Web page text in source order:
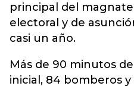
principal del
electoral y de
casi un año.
Más de 90 minutos
inicial, 84 bomberos